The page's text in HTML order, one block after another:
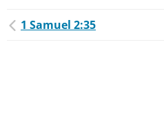
1 Samuel 2:35